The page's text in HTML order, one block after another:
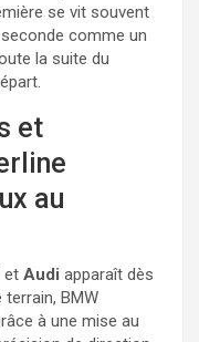
se vit souvent
comme un
la suite du
et
au
et Audi apparaît dès
BMW
à une mise au